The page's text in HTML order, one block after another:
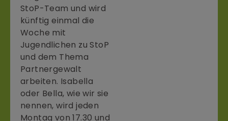
StoP-Team und wird
künftig einmal die
Woche mit
Jugendlichen zu StoP
und dem Thema
Partnergewalt
arbeiten. Isabella
oder Bella, wie wir sie
nennen, wird jeden
Montag von 17.30 und